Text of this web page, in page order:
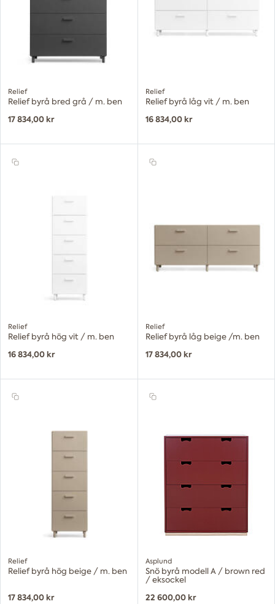
Relief
Relief byrå bred grå / m. ben
17 834,00 kr
Relief
Relief byrå låg vit / m. ben
16 834,00 kr
Relief
Relief byrå hög vit / m. ben
16 834,00 kr
Relief
Relief byrå låg beige /m. ben
17 834,00 kr
Relief
Relief byrå hög beige / m. ben
17 834,00 kr
Asplund
Snö byrå modell A / brown red
/ eksockel
22 600,00 kr